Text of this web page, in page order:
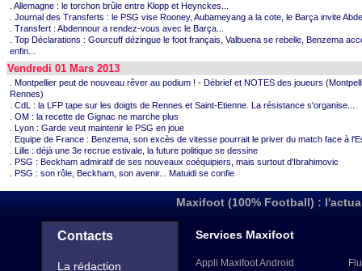
. Allemagne : le torchon brûle entre Klopp et Heynckes...
. Journal des Transferts : le PSG vise Rooney, Aubameyang a la cote, le Barça invite
. Transfert : Abdennour a rendez-vous avec le Barça...
. Top Déclarations : Gourcuff dézingue le foot français, Valbuena se rebelle, Benzema
enfin...
Vendredi 01 Mars 2013
. Montpellier peut de nouveau rêver au podium ! - Débrief et NOTES des joueurs
Rennes)
. CdL : la LFP tape sur les doigts de Rennes et Saint-Etienne. La résistance s'organise...
. OM : la recette de Gignac ne marche plus
. Lyon : Garde veut maintenir le PSG en joue
. Equipe de France : Benzema, son excès de vitesse pourrait le priver du match face à
. Lille : déjà une 3e recrue estivale, la future politique se dessine
. PSG : Beckham admiratif de ses nouveaux coéquipiers, mais surtout d'Ibrahimovic
. PSG : son rôle, Beckham, son avenir... Matuidi se confie
Maxifoot (100% Football) :
Contacts
La rédaction
Services Maxifoot
Appli Maxifoot Android